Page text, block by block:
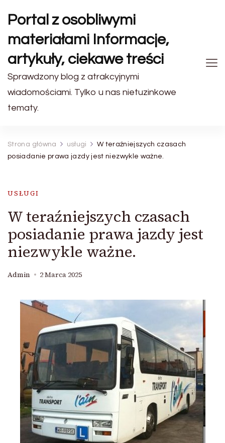
Portal z osobliwymi
materiałami Informacje,
artykuły, ciekawe treści
Sprawdzony blog z atrakcyjnymi
wiadomościami. Tylko u nas nietuzinkowe
tematy.
Strona główna usługi
W teraźniejszych czasach
posiadanie prawa jazdy jest niezwykle ważne.
USŁUGI
W teraźniejszych czasach
posiadanie prawa jazdy jest
niezwykle ważne.
Admin 2 Marca 2025